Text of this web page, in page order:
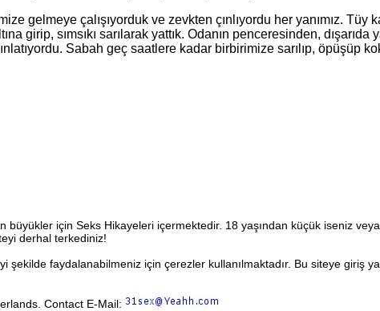
gelmeye çalışıyorduk ve zevkten çınlıyordu her yanımız. Tüy
girip, sımsıkı sarılarak yattık. Odanın penceresinden, dışarıda
Sabah geç saatlere kadar birbirimize sarılıp, öpüşüp
büyükler için Seks Hikayeleri içermektedir. 18 yaşından küçük iseniz
derhal terkediniz!
şekilde faydalanabilmeniz için çerezler kullanılmaktadır. Bu siteye giriş
Contact E-Mail: